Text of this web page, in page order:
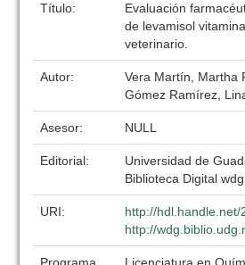
Título:
Evaluación
de levamisol
veterinario.
Autor:
Vera Martín, Martha
Gómez Ramírez,
Asesor: NULL
Editorial:
Universidad de
Biblioteca Digital
URI:
http://
http://